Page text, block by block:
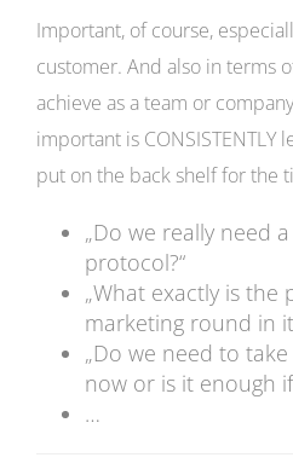
Important, of course,
customer. And also in terms
achieve as a team or
important is
put on the back shelf for the
„Do we really need
protocol?“
„What exactly is the
marketing round in
„Do we need to
now or is it enough
…